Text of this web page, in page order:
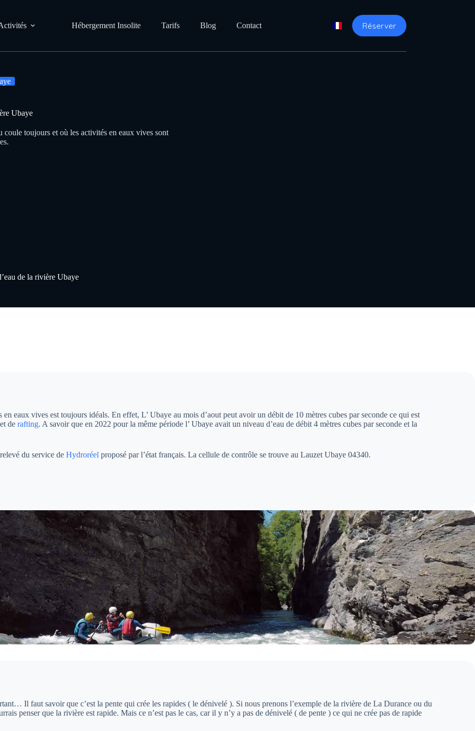
Hébergement Insolite Tarifs Blog Contact Réserver
Ubaye
toujours et où les activités en eaux vives sont
de la rivière Ubaye
eaux vives est toujours idéals. En effet, L’ Ubaye au mois d’aout peut avoir un débit de 10 mètres cubes par seconde ce qui est
et derafting. A savoir que en 2022 pour la même période l’ Ubaye avait un niveau d’eau de débit 4 mètres cubes par seconde et la
du service deHydroréel proposé par l’état français. La cellule de contrôle se trouve au Lauzet Ubaye 04340.
Il faut savoir que c’est la pente qui crée les rapides ( le dénivelé ). Si nous prenons l’exemple de la rivière de La Durance ou du
penser que la rivière est rapide. Mais ce n’est pas le cas, car il y n’y a pas de dénivelé ( de pente ) ce qui ne crée pas de rapide